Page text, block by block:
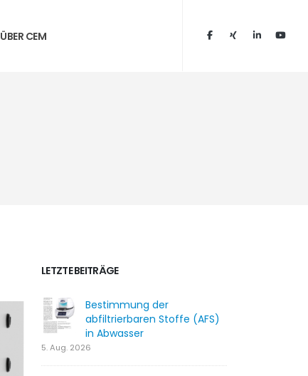
ÜBER CEM
LETZTE BEITRÄGE
Bestimmung der
abfiltrierbaren Stoffe (AFS)
in Abwasser
5. Aug. 2026